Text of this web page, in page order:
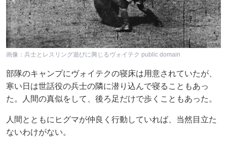
画像：兵士とレスリング遊びに興じるヴォイテク public domain
部隊のキャンプにヴォイテクの寝床は用意されていたが、
寒い日は世話役の兵士の隣に潜り込んで寝ることもあっ
た。人間の真似をして、後ろ足だけで歩くこともあった。
人間とともにヒグマが仲良く行動していれば、当然目立た
ないわけがない。